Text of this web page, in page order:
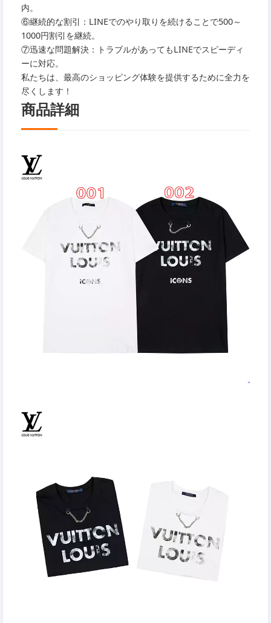
内。
⑥継続的な割引：LINEでのやり取りを続けることで500～
1000円割引を継続。
⑦迅速な問題解決：トラブルがあってもLINEでスピーディ
ーに対応。
私たちは、最高のショッピング体験を提供するために全力を
尽くします！
商品詳細